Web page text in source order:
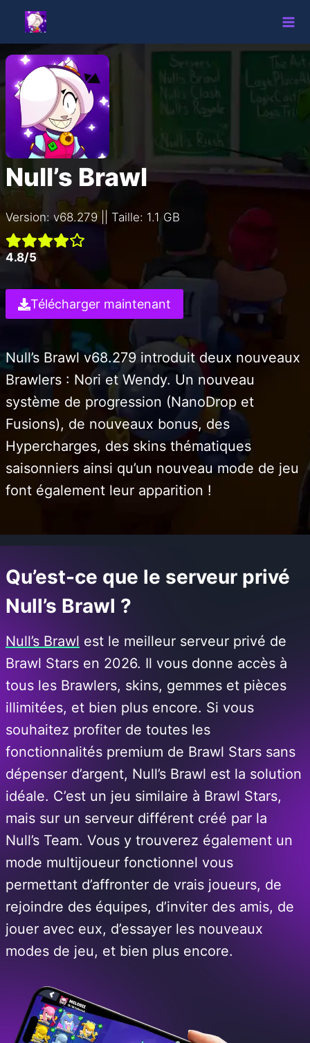
Aller
contenu
Null’s Brawl
Version: v68.279 || Taille: 1.1 GB
4.8/5
Télécharger maintenant
Null’s Brawl v68.279 introduit deux nouveaux
Brawlers : Nori et Wendy. Un nouveau
système de progression (NanoDrop et
Fusions), de nouveaux bonus, des
Hypercharges, des skins thématiques
saisonniers ainsi qu’un nouveau mode de jeu
font également leur apparition !
Qu’est-ce que le serveur privé
Null’s Brawl ?
Null’s Brawl est le meilleur serveur privé de
Brawl Stars en 2026. Il vous donne accès à
tous les Brawlers, skins, gemmes et pièces
illimitées, et bien plus encore. Si vous
souhaitez profiter de toutes les
fonctionnalités premium de Brawl Stars sans
dépenser d’argent, Null’s Brawl est la solution
idéale. C’est un jeu similaire à Brawl Stars,
mais sur un serveur différent créé par la
Null’s Team. Vous y trouverez également un
mode multijoueur fonctionnel vous
permettant d’affronter de vrais joueurs, de
rejoindre des équipes, d’inviter des amis, de
jouer avec eux, d’essayer les nouveaux
modes de jeu, et bien plus encore.